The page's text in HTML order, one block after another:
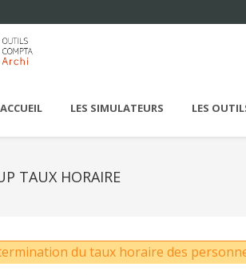
ACCUEIL LES SIMULATEURS LES
TAUX HORAIRE
du taux horaire des